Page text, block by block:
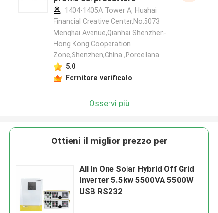
1404-1405A Tower A, Huahai
Financial Creative Center,No.5073
Menghai Avenue,Qianhai Shenzhen-
Hong Kong Cooperation
Zone,Shenzhen,China ,Porcellana
5.0
Fornitore verificato
Osservi più
Ottieni il miglior prezzo per
All In One Solar Hybrid Off Grid
Inverter 5.5kw 5500VA 5500W
USB RS232